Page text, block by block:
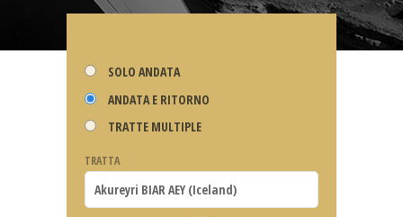
SOLO ANDATA
ANDATA E RITORNO
TRATTE MULTIPLE
TRATTA